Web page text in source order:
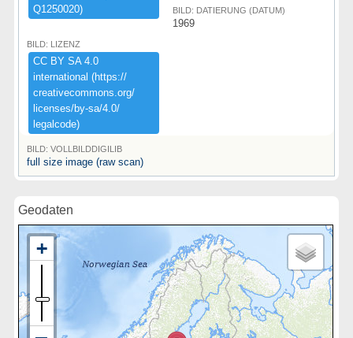
Q1250020)​
BILD: DATIERUNG (DATUM)
1969
BILD: LIZENZ
CC ​BY ​SA ​4.​0 ​
international ​(​https:​/​/​
creativecommons.​org/​
licenses/​by-​sa/​4.​0/​
legalcode)​
BILD: VOLLBILDDIGILIB
full size image (raw scan)
Geodaten